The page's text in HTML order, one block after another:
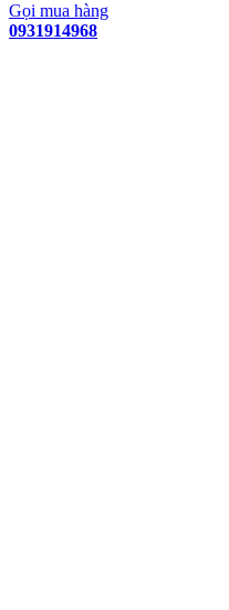
Gọi mua hàng
0931914968